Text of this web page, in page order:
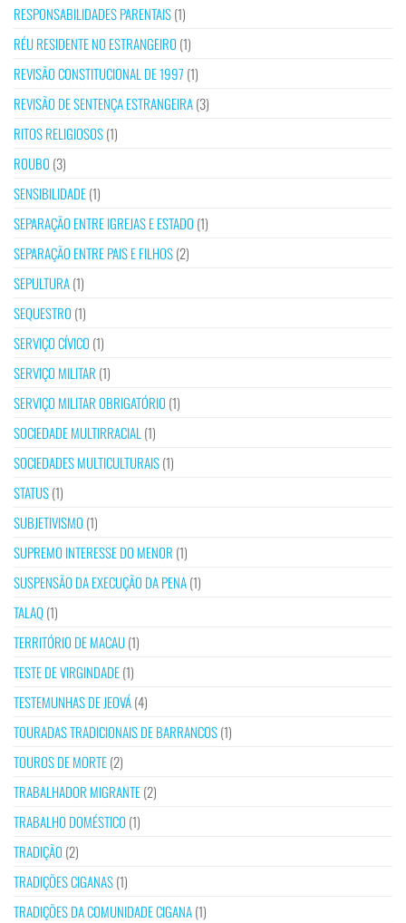
RESPONSABILIDADES PARENTAIS(1)
RÉU RESIDENTE NO ESTRANGEIRO (1)
REVISÃO CONSTITUCIONAL DE 1997 (1)
REVISÃO DE SENTENÇA ESTRANGEIRA(3)
RITOS RELIGIOSOS(1)
ROUBO (3)
SENSIBILIDADE(1)
SEPARAÇÃO ENTRE IGREJAS E ESTADO (1)
SEPARAÇÃO ENTRE PAIS E FILHOS(2)
SEPULTURA(1)
SEQUESTRO (1)
SERVIÇO CÍVICO (1)
SERVIÇO MILITAR (1)
SERVIÇO MILITAR OBRIGATÓRIO (1)
SOCIEDADE MULTIRRACIAL (1)
SOCIEDADES MULTICULTURAIS(1)
STATUS(1)
SUBJETIVISMO (1)
SUPREMO INTERESSE DO MENOR (1)
SUSPENSÃO DA EXECUÇÃO DA PENA(1)
TALAQ(1)
TERRITÓRIO DE MACAU(1)
TESTE DE VIRGINDADE(1)
TESTEMUNHAS DE JEOVÁ(4)
TOURADAS TRADICIONAIS DE BARRANCOS(1)
TOUROS DE MORTE(2)
TRABALHADOR MIGRANTE(2)
TRABALHO DOMÉSTICO (1)
TRADIÇÃO (2)
TRADIÇÕES CIGANAS(1)
TRADIÇÕES DA COMUNIDADE CIGANA(1)